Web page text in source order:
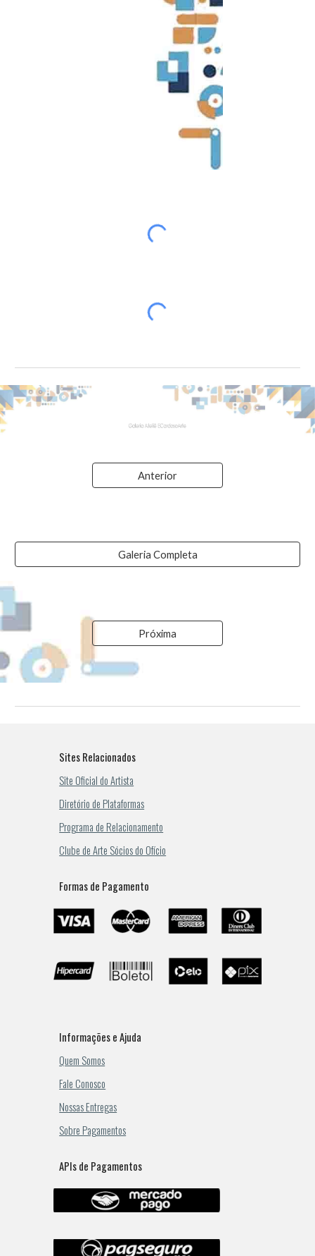
Anterior
Galeria Completa
Próxima
Sites Relacionados
Site Oficial do Artista
Diretório de Plataformas
Programa de Relacionamento
Clube de Arte Sócios do Ofício
Formas de Pagamento
Informações e Ajuda
Quem Somos
Fale Conosco
Nossas Entregas
Sobre Pagamentos
APIs de Pagamentos